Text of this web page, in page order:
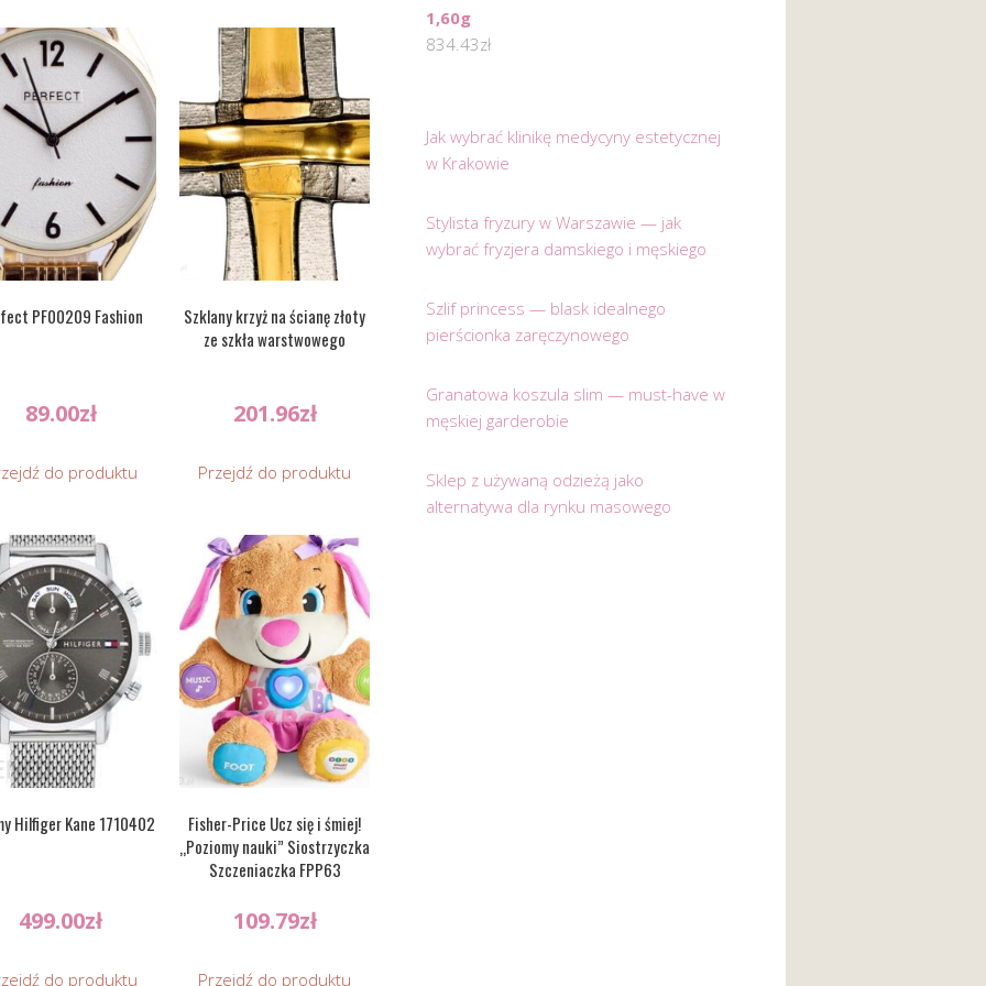
PF00209 Fashion
89.00zł
do produktu
Szklany krzyż na ścianę złoty
ze szkła warstwowego
201.96zł
Przejdź do produktu
Hilfiger Kane 1710402
499.00zł
do produktu
Fisher-Price Ucz się i śmiej!
„Poziomy nauki” Siostrzyczka
Szczeniaczka FPP63
109.79zł
Przejdź do produktu
1,60g
834.43zł
Jak wybrać klinikę medycyny estetycznej
w Krakowie
Stylista fryzury w Warszawie — jak
wybrać fryzjera damskiego i męskiego
Szlif princess — blask idealnego
pierścionka zaręczynowego
Granatowa koszula slim — must-have w
męskiej garderobie
Sklep z używaną odzieżą jako
alternatywa dla rynku masowego